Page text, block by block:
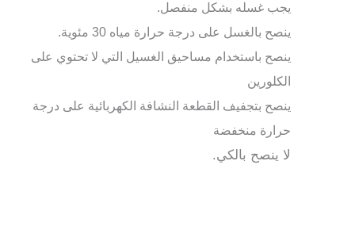
يجب غسله بشكل منفصل.
ينصح بالغسل على درجة حرارة مياه 30 مئوية.
ينصح باستخدام مساحيق الغسيل التي لا تحتوي على
الكلورين
ينصح بتجفيف القطعة النشافة الكهربائية على درجة
حرارة منخفضة
لا ينصح بالكي.